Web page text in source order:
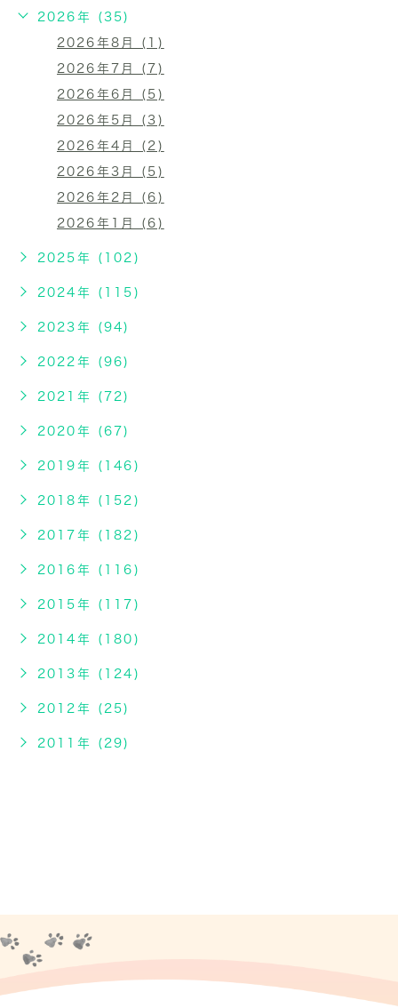
2026年 (35)
2026年8月 (1)
2026年7月 (7)
2026年6月 (5)
2026年5月 (3)
2026年4月 (2)
2026年3月 (5)
2026年2月 (6)
2026年1月 (6)
2025年 (102)
2024年 (115)
2023年 (94)
2022年 (96)
2021年 (72)
2020年 (67)
2019年 (146)
2018年 (152)
2017年 (182)
2016年 (116)
2015年 (117)
2014年 (180)
2013年 (124)
2012年 (25)
2011年 (29)